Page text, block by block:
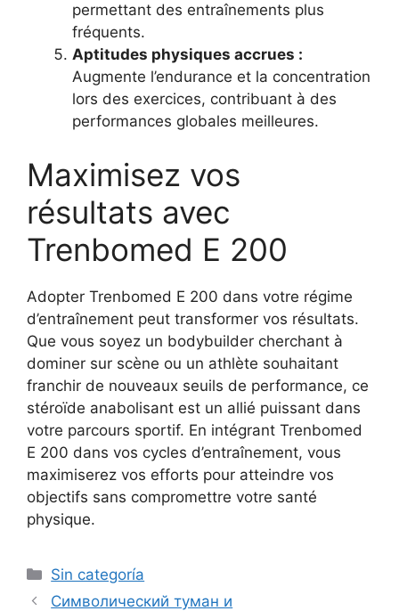
permettant des entraînements plus
fréquents.
Aptitudes physiques accrues :
Augmente l’endurance et la concentration
lors des exercices, contribuant à des
performances globales meilleures.
Maximisez vos
résultats avec
Trenbomed E 200
Adopter Trenbomed E 200 dans votre régime
d’entraînement peut transformer vos résultats.
Que vous soyez un bodybuilder cherchant à
dominer sur scène ou un athlète souhaitant
franchir de nouveaux seuils de performance, ce
stéroïde anabolisant est un allié puissant dans
votre parcours sportif. En intégrant Trenbomed
E 200 dans vos cycles d’entraînement, vous
maximiserez vos efforts pour atteindre vos
objectifs sans compromettre votre santé
physique.
Sin categoría
Символический туман и